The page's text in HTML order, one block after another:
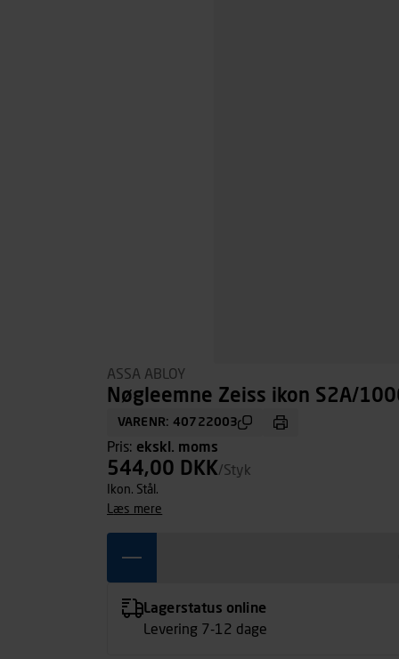
ASSA ABLOY
Nøgleemne Zeiss ikon S2A/
VARENR: 40722003
Pris: ekskl. moms
544,00 DKK/Styk
Ikon. Stål.
læs mere
Lagerstatus online
Levering 7-12 dage